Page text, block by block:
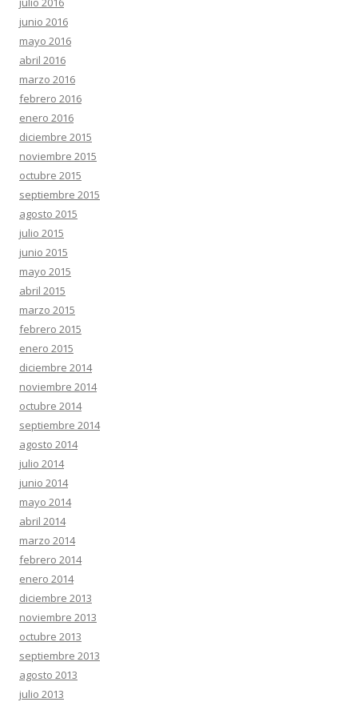
junio 2016
mayo 2016
abril 2016
marzo 2016
febrero 2016
enero 2016
diciembre 2015
noviembre 2015
octubre 2015
septiembre 2015
agosto 2015
julio 2015
junio 2015
mayo 2015
abril 2015
marzo 2015
febrero 2015
enero 2015
diciembre 2014
noviembre 2014
octubre 2014
septiembre 2014
agosto 2014
julio 2014
junio 2014
mayo 2014
abril 2014
marzo 2014
febrero 2014
enero 2014
diciembre 2013
noviembre 2013
octubre 2013
septiembre 2013
agosto 2013
julio 2013